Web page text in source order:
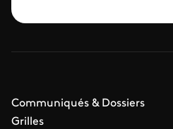
Communiqués & Dossiers
Grilles